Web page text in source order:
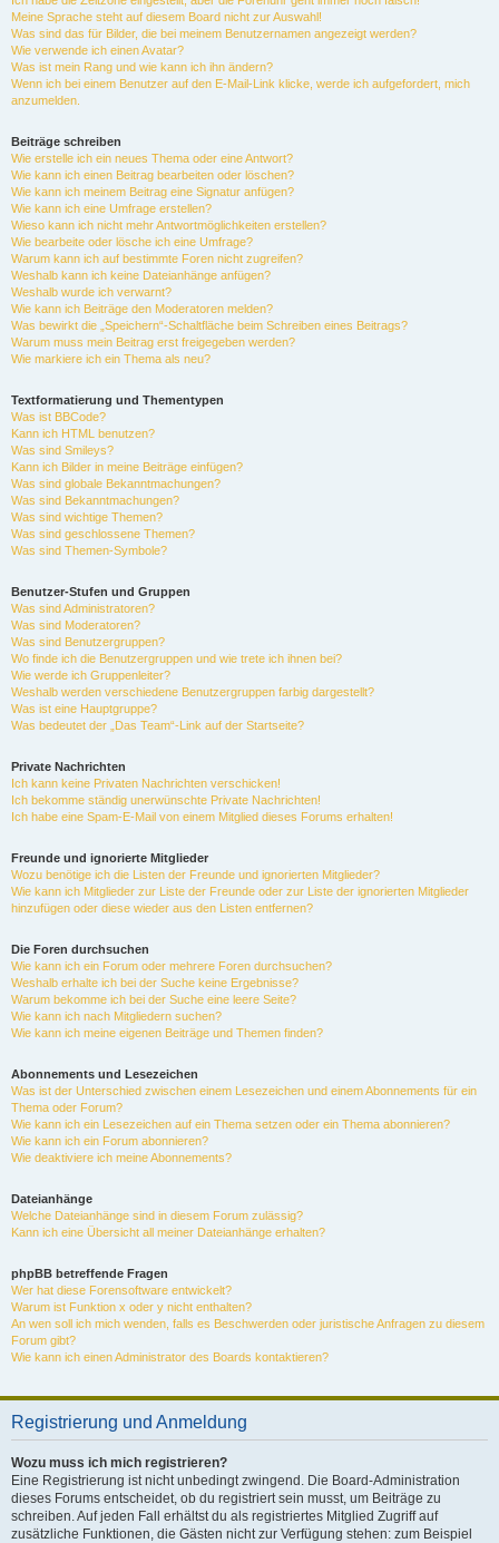
Meine Sprache steht auf diesem Board nicht zur Auswahl!
Was sind das für Bilder, die bei meinem Benutzernamen angezeigt werden?
Wie verwende ich einen Avatar?
Was ist mein Rang und wie kann ich ihn ändern?
Wenn ich bei einem Benutzer auf den E-Mail-Link klicke, werde ich aufgefordert, mich
anzumelden.
Beiträge schreiben
Wie erstelle ich ein neues Thema oder eine Antwort?
Wie kann ich einen Beitrag bearbeiten oder löschen?
Wie kann ich meinem Beitrag eine Signatur anfügen?
Wie kann ich eine Umfrage erstellen?
Wieso kann ich nicht mehr Antwortmöglichkeiten erstellen?
Wie bearbeite oder lösche ich eine Umfrage?
Warum kann ich auf bestimmte Foren nicht zugreifen?
Weshalb kann ich keine Dateianhänge anfügen?
Weshalb wurde ich verwarnt?
Wie kann ich Beiträge den Moderatoren melden?
Was bewirkt die „Speichern“-Schaltfläche beim Schreiben eines Beitrags?
Warum muss mein Beitrag erst freigegeben werden?
Wie markiere ich ein Thema als neu?
Textformatierung und Thementypen
Was ist BBCode?
Kann ich HTML benutzen?
Was sind Smileys?
Kann ich Bilder in meine Beiträge einfügen?
Was sind globale Bekanntmachungen?
Was sind Bekanntmachungen?
Was sind wichtige Themen?
Was sind geschlossene Themen?
Was sind Themen-Symbole?
Benutzer-Stufen und Gruppen
Was sind Administratoren?
Was sind Moderatoren?
Was sind Benutzergruppen?
Wo finde ich die Benutzergruppen und wie trete ich ihnen bei?
Wie werde ich Gruppenleiter?
Weshalb werden verschiedene Benutzergruppen farbig dargestellt?
Was ist eine Hauptgruppe?
Was bedeutet der „Das Team“-Link auf der Startseite?
Private Nachrichten
Ich kann keine Privaten Nachrichten verschicken!
Ich bekomme ständig unerwünschte Private Nachrichten!
Ich habe eine Spam-E-Mail von einem Mitglied dieses Forums erhalten!
Freunde und ignorierte Mitglieder
Wozu benötige ich die Listen der Freunde und ignorierten Mitglieder?
Wie kann ich Mitglieder zur Liste der Freunde oder zur Liste der ignorierten Mitglieder
hinzufügen oder diese wieder aus den Listen entfernen?
Die Foren durchsuchen
Wie kann ich ein Forum oder mehrere Foren durchsuchen?
Weshalb erhalte ich bei der Suche keine Ergebnisse?
Warum bekomme ich bei der Suche eine leere Seite?
Wie kann ich nach Mitgliedern suchen?
Wie kann ich meine eigenen Beiträge und Themen finden?
Abonnements und Lesezeichen
Was ist der Unterschied zwischen einem Lesezeichen und einem Abonnements für ein
Thema oder Forum?
Wie kann ich ein Lesezeichen auf ein Thema setzen oder ein Thema abonnieren?
Wie kann ich ein Forum abonnieren?
Wie deaktiviere ich meine Abonnements?
Dateianhänge
Welche Dateianhänge sind in diesem Forum zulässig?
Kann ich eine Übersicht all meiner Dateianhänge erhalten?
phpBB betreffende Fragen
Wer hat diese Forensoftware entwickelt?
Warum ist Funktion x oder y nicht enthalten?
An wen soll ich mich wenden, falls es Beschwerden oder juristische Anfragen zu diesem
Forum gibt?
Wie kann ich einen Administrator des Boards kontaktieren?
Registrierung und Anmeldung
Wozu muss ich mich registrieren?
Eine Registrierung ist nicht unbedingt zwingend. Die Board-Administration
dieses Forums entscheidet, ob du registriert sein musst, um Beiträge zu
schreiben. Auf jeden Fall erhältst du als registriertes Mitglied Zugriff auf
zusätzliche Funktionen, die Gästen nicht zur Verfügung stehen: zum Beispiel